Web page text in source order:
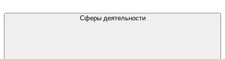
Сферы деятельности